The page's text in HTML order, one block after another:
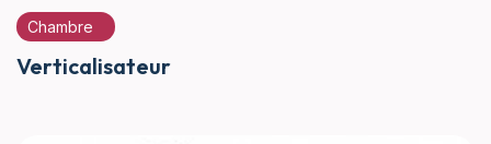
Chambre
Verticalisateur